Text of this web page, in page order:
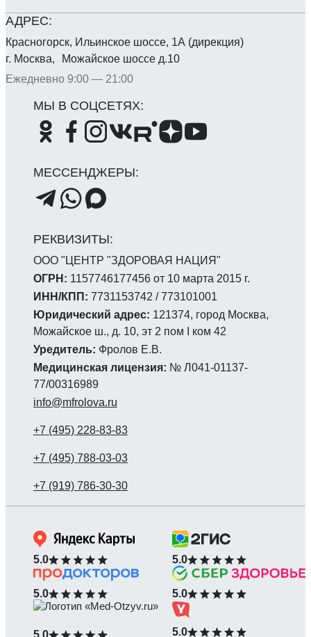
ООО "ЦЕНТР "ЗДОРОВАЯ НАЦИЯ"
ОГРН: 1157746177456 от 10 марта 2015 г.
ИНН/КПП: 7731153742 / 773101001
Юридический адрес: 121374, город Москва,
Можайское ш., д. 10, эт 2 пом I ком 42
Уредитель: Фролов Е.В.
Медицинская лицензия: № Л041-01137-
77/00316989
info@mfrolova.ru
Красногорск, Ильинское шоссе, 1А (дирекция)
г. Москва, Можайское шоссе д.10
Ежедневно 9:00 — 21:00
5.0 5.0
5.0 5.0
5.0 5.0